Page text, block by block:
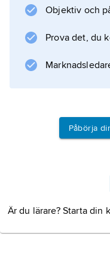
sedan 1960-talet
som ett system,
påverkan via
Objektiv och
Prova det, du
Påbörja
Är du lärare? Starta din